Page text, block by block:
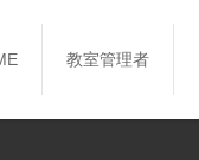
教室管理者